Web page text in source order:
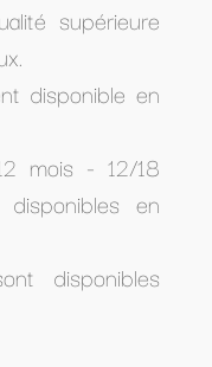
supérieure
disponible en
mois - 12/18
en
disponibles